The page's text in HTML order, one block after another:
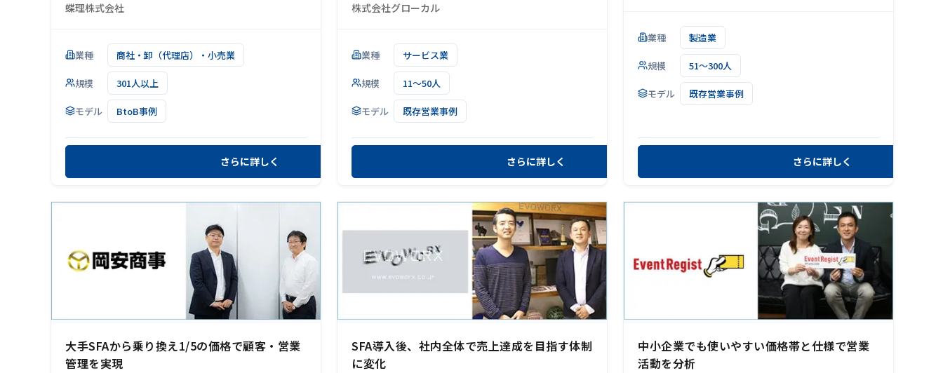
蝶理株式会社
業種 商社・卸（代理店）・小売業
規模 301人以上
モデル BtoB事例
さらに詳しく
株式会社グローカル
業種 サービス業
規模 11～50人
モデル 既存営業事例
さらに詳しく
業種 製造業
規模 51～300人
モデル 既存営業事例
さらに詳しく
大手SFAから乗り換え1/5の価格で顧客・営業
管理を実現
SFA導入後、社内全体で売上達成を目指す体制
に変化
中小企業でも使いやすい価格帯と仕様で営業
活動を分析